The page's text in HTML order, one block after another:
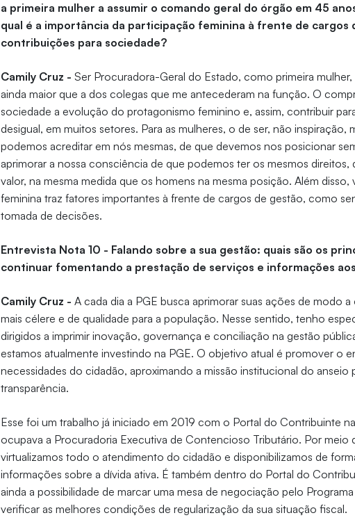
a primeira mulher a assumir o comando geral do órgão em 45
qual é a importância da participação feminina à frente de cargos
contribuições para sociedade?
Camily Cruz - Ser Procuradora-Geral do Estado, como primeira
ainda maior que a dos colegas que me antecederam na função. O
sociedade a evolução do protagonismo feminino e, assim, contribuir
desigual, em muitos setores. Para as mulheres, o de ser, não inspiração,
podemos acreditar em nós mesmas, de que devemos nos posicionar
aprimorar a nossa consciência de que podemos ter os mesmos direitos,
valor, na mesma medida que os homens na mesma posição. Além
feminina traz fatores importantes à frente de cargos de gestão, como
tomada de decisões.
Entrevista Nota 10 - Falando sobre a sua gestão: quais são os
continuar fomentando a prestação de serviços e informações
Camily Cruz - A cada dia a PGE busca aprimorar suas ações de modo
mais célere e de qualidade para a população. Nesse sentido, tenho
dirigidos a imprimir inovação, governança e conciliação na gestão
estamos atualmente investindo na PGE. O objetivo atual é promover o
necessidades do cidadão, aproximando a missão institucional do anseio
transparência.
Esse foi um trabalho já iniciado em 2019 com o Portal do Contribuinte
ocupava a Procuradoria Executiva de Contencioso Tributário. Por meio
virtualizamos todo o atendimento do cidadão e disponibilizamos de
informações sobre a dívida ativa. É também dentro do Portal do
ainda a possibilidade de marcar uma mesa de negociação pelo
verificar as melhores condições de regularização da sua situação fiscal.